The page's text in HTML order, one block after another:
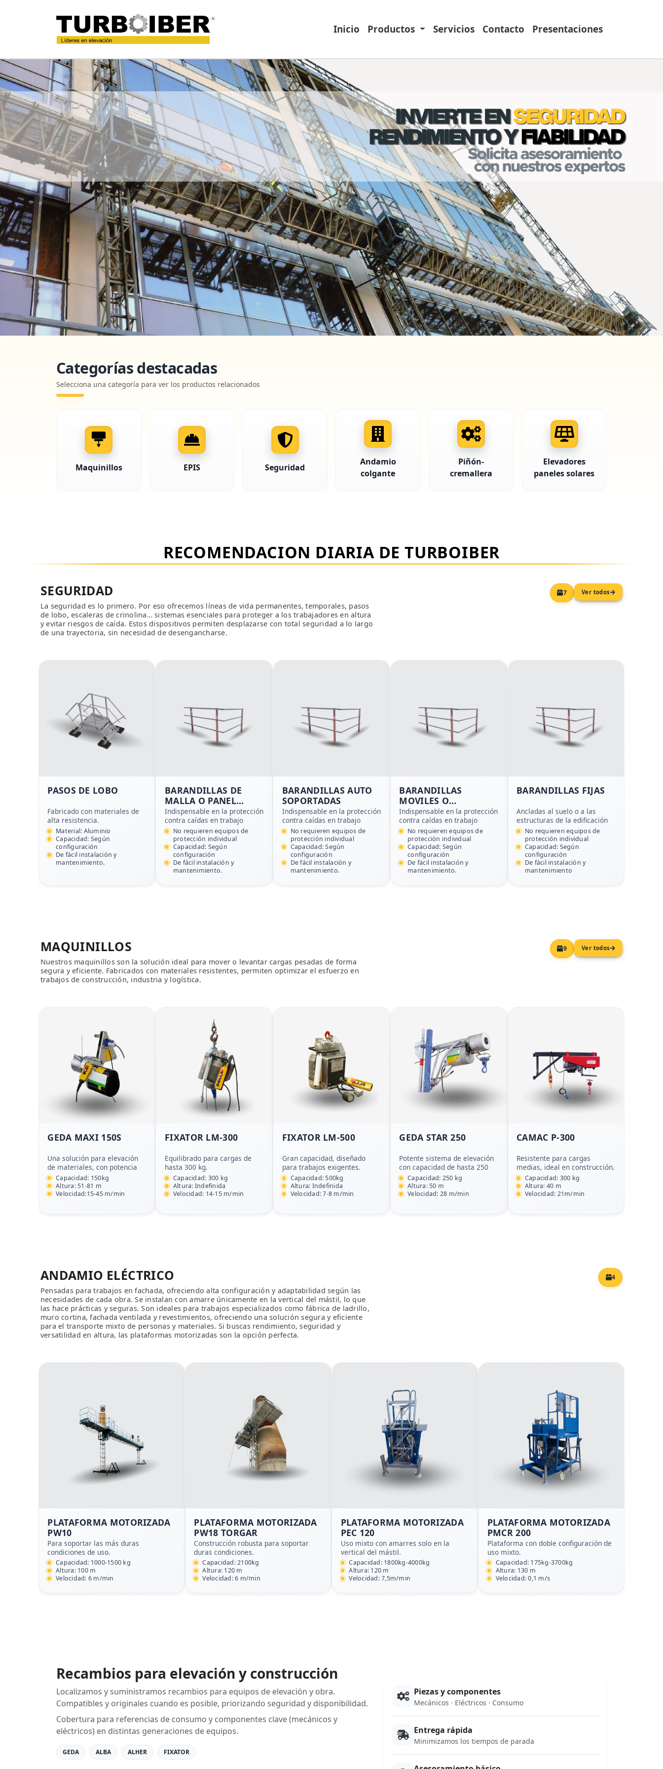
Inicio Productos Servicios Contacto Presentaciones
Categorías destacadas
Selecciona una categoría para ver los productos relacionados
Maquinillos EPIS Seguridad
Andamio
colgante
Piñón-
cremallera
Elevadores
paneles solares
RECOMENDACION DIARIA DE TURBOIBER
SEGURIDAD
La seguridad es lo primero. Por eso ofrecemos líneas de vida permanentes, temporales, pasos
de lobo, escaleras de crinolina… sistemas esenciales para proteger a los trabajadores en altura
y evitar riesgos de caída. Estos dispositivos permiten desplazarse con total seguridad a lo largo
de una trayectoria, sin necesidad de desengancharse.
7 Ver todos
PASOS DE LOBO
Fabricado con materiales de
alta resistencia.
Material: Aluminio
Capacidad: Según
configuración
De fácil instalación y
mantenimiento.
BARANDILLAS DE
MALLA O PANEL
RIGIDO
Indispensable en la protección
contra caídas en trabajo
No requieren equipos de
protección individual
Capacidad: Según
configuración
De fácil instalación y
mantenimiento.
BARANDILLAS AUTO
SOPORTADAS
Indispensable en la protección
contra caídas en trabajo
No requieren equipos de
protección individual
Capacidad: Según
configuración
De fácil instalación y
mantenimiento.
BARANDILLAS
MOVILES O
DESMONTABLES
Indispensable en la protección
contra caídas en trabajo
No requieren equipos de
protección individual
Capacidad: Según
configuración
De fácil instalación y
mantenimiento.
BARANDILLAS FIJAS
Ancladas al suelo o a las
estructuras de la edificación
No requieren equipos de
protección individual
Capacidad: Según
configuración
De fácil instalación y
mantenimiento
MAQUINILLOS
Nuestros maquinillos son la solución ideal para mover o levantar cargas pesadas de forma
segura y eficiente. Fabricados con materiales resistentes, permiten optimizar el esfuerzo en
trabajos de construcción, industria y logística.
9 Ver todos
GEDA MAXI 150S
Una solución para elevación
de materiales, con potencia
Capacidad: 150kg
Altura: 51-81 m
Velocidad:15-45 m/min
FIXATOR LM-300
Equilibrado para cargas de
hasta 300 kg.
Capacidad: 300 kg
Altura: Indefinida
Velocidad: 14-15 m/min
FIXATOR LM-500
Gran capacidad, diseñado
para trabajos exigentes.
Capacidad: 500kg
Altura: Indefinida
Velocidad: 7-8 m/min
GEDA STAR 250
Potente sistema de elevación
con capacidad de hasta 250
Capacidad: 250 kg
Altura: 50 m
Velocidad: 28 m/min
CAMAC P-300
Resistente para cargas
medias, ideal en construcción.
Capacidad: 300 kg
Altura: 40 m
Velocidad: 21m/min
ANDAMIO ELÉCTRICO
Pensadas para trabajos en fachada, ofreciendo alta configuración y adaptabilidad según las
necesidades de cada obra. Se instalan con amarre únicamente en la vertical del mástil, lo que
las hace prácticas y seguras. Son ideales para trabajos especializados como fábrica de ladrillo,
muro cortina, fachada ventilada y revestimientos, ofreciendo una solución segura y eficiente
para el transporte mixto de personas y materiales. Si buscas rendimiento, seguridad y
versatilidad en altura, las plataformas motorizadas son la opción perfecta.
4
PLATAFORMA MOTORIZADA
PW10
Para soportar las más duras
condiciones de uso.
Capacidad: 1000-1500 kg
Altura: 100 m
Velocidad: 6 m/min
PLATAFORMA MOTORIZADA
PW18 TORGAR
Construcción robusta para soportar
duras condiciones.
Capacidad: 2100kg
Altura: 120 m
Velocidad: 6 m/min
PLATAFORMA MOTORIZADA
PEC 120
Uso mixto con amarres solo en la
vertical del mástil.
Capacidad: 1800kg-4000kg
Altura: 120 m
Velocidad: 7,5m/min
PLATAFORMA MOTORIZADA
PMCR 200
Plataforma con doble configuración de
uso mixto.
Capacidad: 175kg-3700kg
Altura: 130 m
Velocidad: 0,1 m/s
Recambios para elevación y construcción
Localizamos y suministramos recambios para equipos de elevación y obra.
Compatibles y originales cuando es posible, priorizando seguridad y disponibilidad.
Cobertura para referencias de consumo y componentes clave (mecánicos y
eléctricos) en distintas generaciones de equipos.
GEDA ALBA ALHER FIXATOR
Piezas y componentes
Mecánicos · Eléctricos · Consumo
Entrega rápida
Minimizamos los tiempos de parada